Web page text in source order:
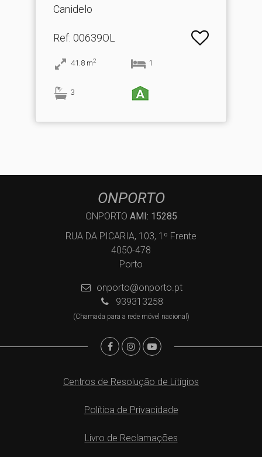
Canidelo
Ref: 00639OL
41.8 m2 1
3
ONPORTO
ONPORTO AMI: 15285
RUA DA PICARIA, 103, 1º Frente
4050-478
Porto
onporto@onporto.pt
939313258
(Chamada para a rede móvel nacional)
Centros de Resolução de Litígios
Política de Privacidade
Livro de Reclamações